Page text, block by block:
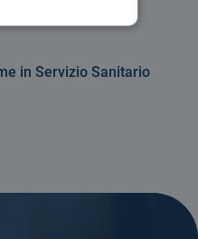
in Servizio Sanitario